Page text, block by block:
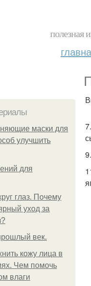
полезная
маски для
улучшить
для
глаз. Почему
уход за
век.
кожу лица в
Чем помочь
влаги